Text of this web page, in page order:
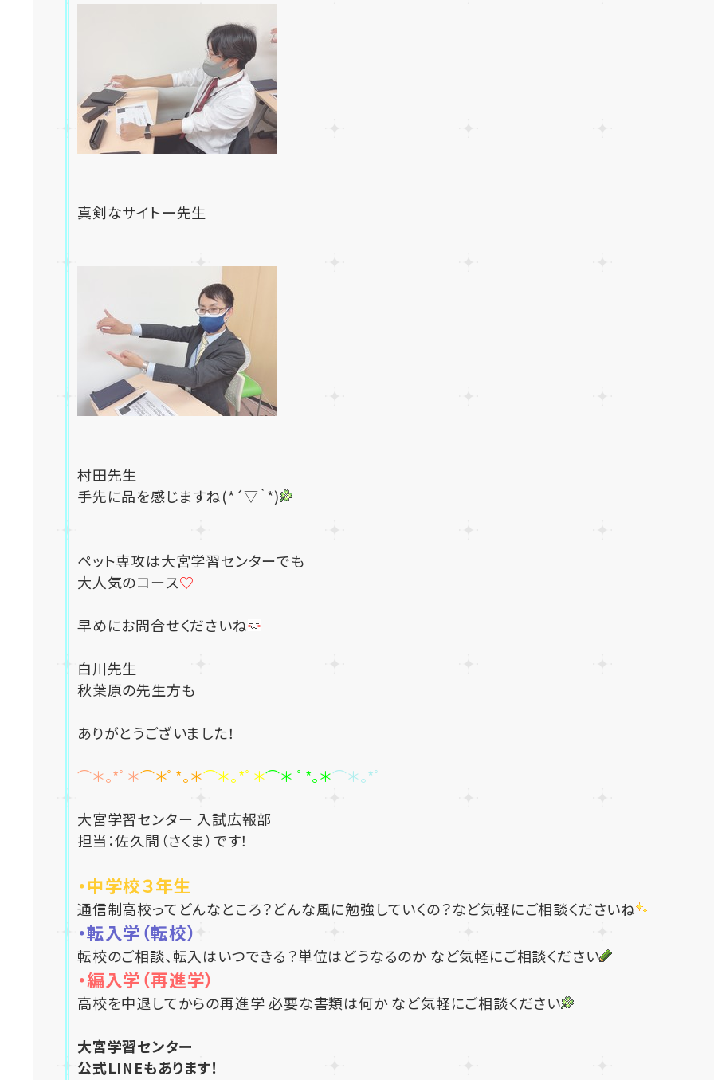
真剣なサイトー先生
村田先生
手先に品を感じますね(*´▽｀*)
ペット専攻は大宮学習センターでも
大人気のコース♡
早めにお問合せくださいね
白川先生
秋葉原の先生方も
ありがとうございました！
⌒＊｡*ﾟ＊⌒＊ﾟ*｡＊⌒＊｡*ﾟ＊⌒＊ ﾟ*｡＊⌒＊｡*ﾟ
大宮学習センター 入試広報部
担当：佐久間（さくま）です！
・中学校３年生
通信制高校ってどんなところ？どんな風に勉強していくの？など気軽にご相談くださいね
・転入学（転校）
転校のご相談、転入はいつできる？単位はどうなるのか など気軽にご相談ください
・編入学（再進学）
高校を中退してからの再進学 必要な書類は何か など気軽にご相談ください
大宮学習センター
公式LINEもあります！